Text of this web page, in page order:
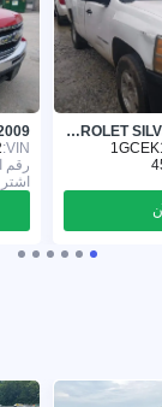
CHEVROLET SILVERADO 1500 2009
VIN:
رقم